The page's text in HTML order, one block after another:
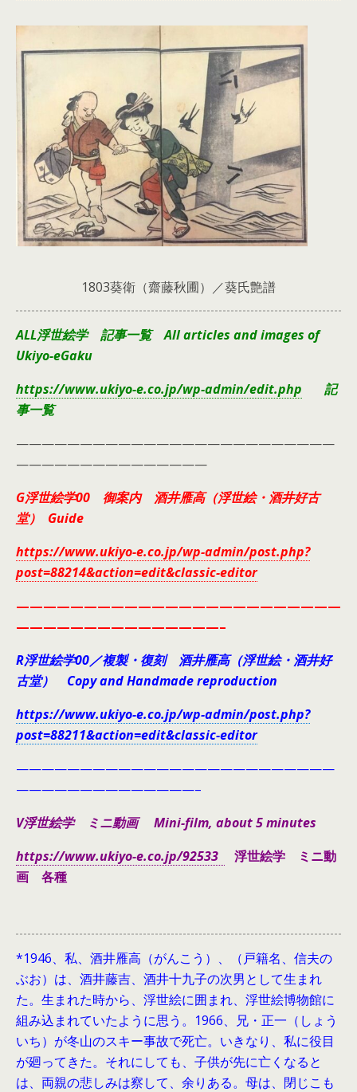
1803葵衛（齋藤秋圃）／葵氏艶譜
ALL浮世絵学 記事一覧 All articles and images of
Ukiyo-eGaku
https://www.ukiyo-e.co.jp/wp-admin/edit.php 記
事一覧
—————————————————————————
———————————————
G浮世絵学00 御案内 酒井雁高（浮世絵・酒井好古
堂） Guide
https://www.ukiyo-e.co.jp/wp-admin/post.php?
post=88214&action=edit&classic-editor
————————————————————————
———————————————–
R浮世絵学00／複製・復刻 酒井雁高（浮世絵・酒井好
古堂） Copy and Handmade reproduction
https://www.ukiyo-e.co.jp/wp-admin/post.php?
post=88211&action=edit&classic-editor
—————————————————————————
——————————————–
V浮世絵学 ミニ動画 Mini-film, about 5 minutes
https://www.ukiyo-e.co.jp/92533
浮世絵学 ミニ動
画 各種
*1946、 私、酒井雁高（がんこう）、（戸籍名、信夫の
ぶお）は、酒井藤吉、酒井十九子の次男として生まれ
た。生まれた時から、浮世絵に囲まれ、浮世絵博物館に
組み込まれていたように思う。1966、兄・正一（しょう
いち）が冬山のスキー事故で死亡。いきなり、私に役目
が廻ってきた。それにしても、子供が先に亡くなると
は、両親の悲しみは察して、余りある。母は、閉じこも